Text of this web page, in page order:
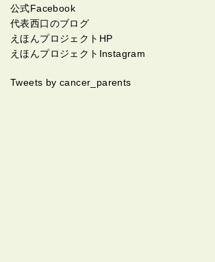
公式Facebook
代表西口のブログ
えほんプロジェクトHP
えほんプロジェクトInstagram
Tweets by cancer_parents